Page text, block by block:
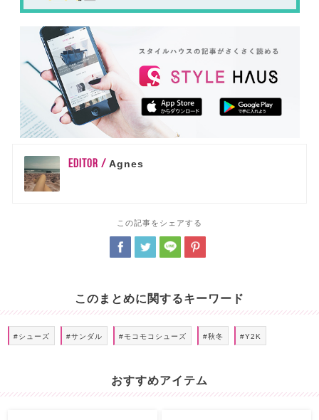
EDITOR /Agnes
この記事をシェアする
このまとめに関するキーワード
#シューズ #サンダル #モコモコシューズ #秋冬 #Y2K
おすすめアイテム